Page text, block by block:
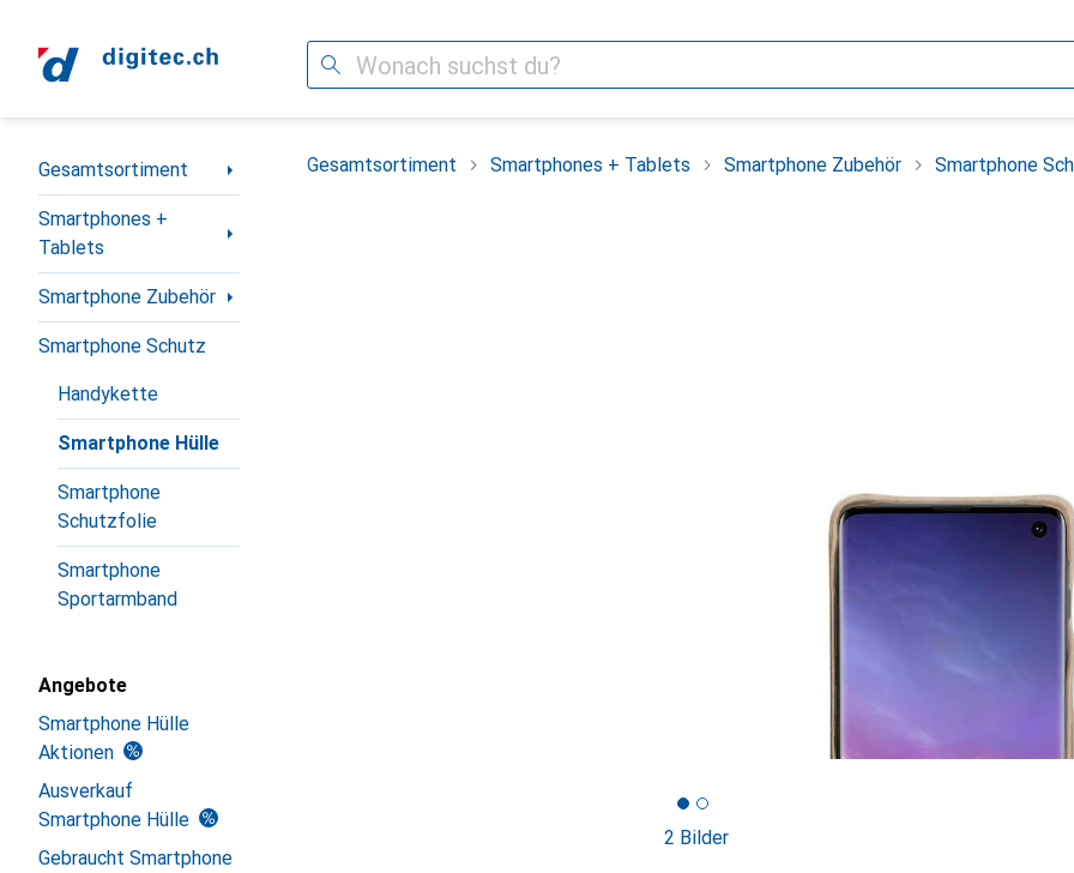
Suche
Navigation nach Kategorien
Gesamtsortiment
Smartphones +
Tablets
Smartphone Zubehör
Smartphone Schutz
Handykette
Smartphone Hülle
Smartphone
Schutzfolie
Smartphone
Sportarmband
Angebote
Smartphone Hülle
Aktionen
Ausverkauf
Smartphone Hülle
Gebraucht Smartphone
Gesamtsortiment Smartphones + Tablets Smartphone Zubehör Smartphone
2 Bilder